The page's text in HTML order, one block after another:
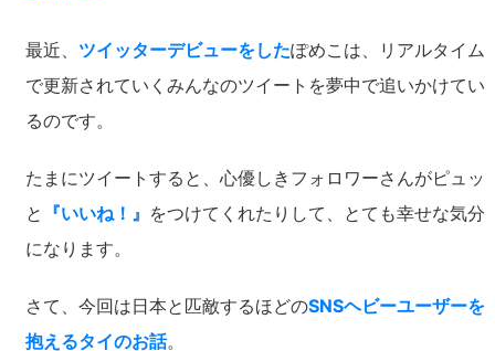
最近、 ツイッターデビューをしたぽめこは、リアルタイム
で更新されていくみんなのツイートを夢中で追いかけてい
るのです。
たまにツイートすると、心優しきフォロワーさんがピュッ
と 『いいね！』 をつけてくれたりして、とても幸せな気分
になります。
さて、今回は日本と匹敵するほどのSNSヘビーユーザーを
抱えるタイのお話。